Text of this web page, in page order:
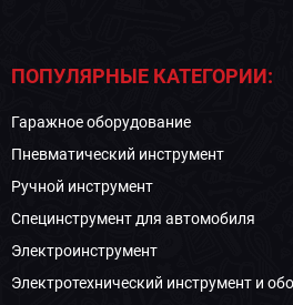
ПОПУЛЯРНЫЕ КАТЕГОРИИ:
Гаражное оборудование
Пневматический инструмент
Ручной инструмент
Специнструмент для автомобиля
Электроинструмент
Электротехнический инструмент и